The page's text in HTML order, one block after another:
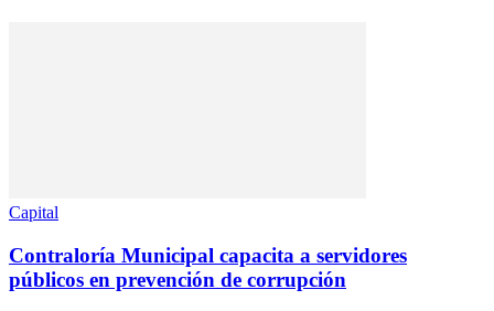
Capital
Contraloría Municipal capacita a servidores
públicos en prevención de corrupción